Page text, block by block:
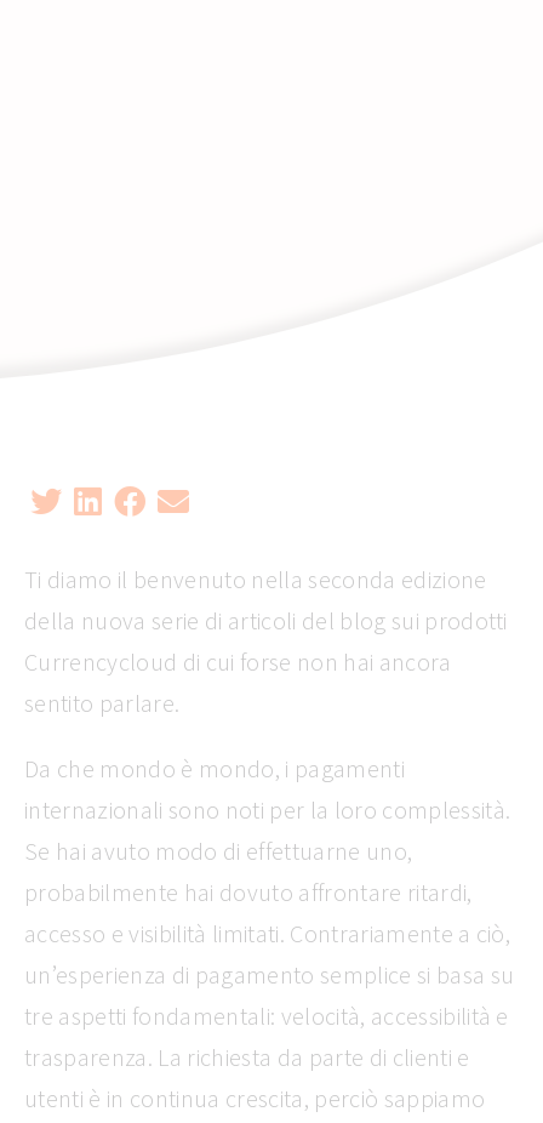
Ti diamo il benvenuto nella seconda edizione
della nuova serie di articoli del blog sui prodotti
Currencycloud di cui forse non hai ancora
sentito parlare.
Da che mondo è mondo, i pagamenti
internazionali sono noti per la loro complessità.
Se hai avuto modo di effettuarne uno,
probabilmente hai dovuto affrontare ritardi,
accesso e visibilità limitati. Contrariamente a ciò,
un’esperienza di pagamento semplice si basa su
tre aspetti fondamentali: velocità, accessibilità e
trasparenza. La richiesta da parte di clienti e
utenti è in continua crescita, perciò sappiamo